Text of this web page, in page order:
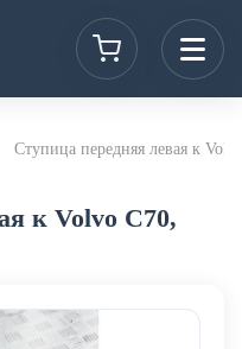
Ступица передняя левая к
к Volvo C70,